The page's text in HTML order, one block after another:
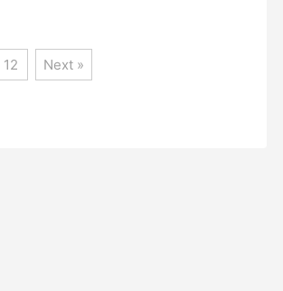
12 Next »